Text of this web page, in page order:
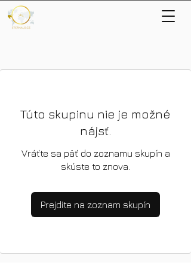
Túto skupinu nie je možné
nájsť.
Vráťte sa päť do zoznamu skupín a
skúste to znova.
Prejdite na zoznam skupín